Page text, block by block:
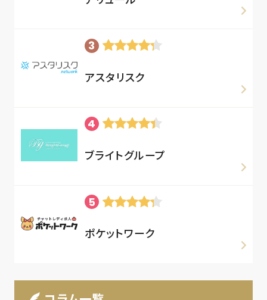
アスタリスク
ブライトグループ
ポケットワーク